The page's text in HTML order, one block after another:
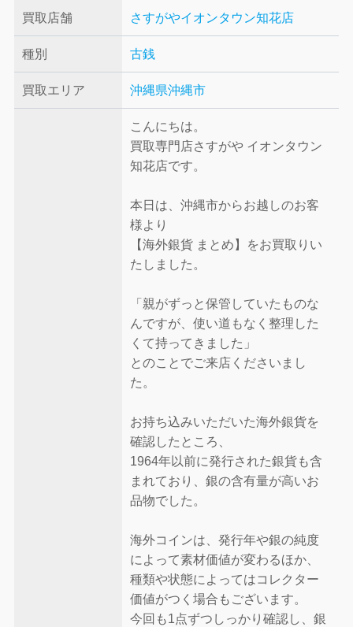
買取店舗 さすがやイオンタウン知花店
種別 古銭
買取エリア 沖縄県沖縄市
こんにちは。
買取専門店さすがや イオンタウン
知花店です。
本日は、沖縄市からお越しのお客
様より
【海外銀貨 まとめ】をお買取りい
たしました。
「親がずっと保管していたものな
んですが、使い道もなく整理した
くて持ってきました」
とのことでご来店くださいまし
た。
お持ち込みいただいた海外銀貨を
確認したところ、
1964年以前に発行された銀貨も含
まれており、銀の含有量が高いお
品物でした。
海外コインは、発行年や銀の純度
によって素材価値が変わるほか、
種類や状態によってはコレクター
価値がつく場合もございます。
今回も1点ずつしっかり確認し、銀